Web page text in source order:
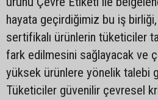
hayata geçirdiğimiz bu iş
sertifikalı ürünlerin tüketiciler
fark edilmesini sağlayacak ve
yüksek ürünlere yönelik talebi
Tüketiciler güvenilir çevresel